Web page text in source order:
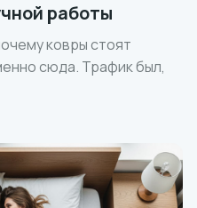
работы
ковры стоят
сюда. Трафик был,